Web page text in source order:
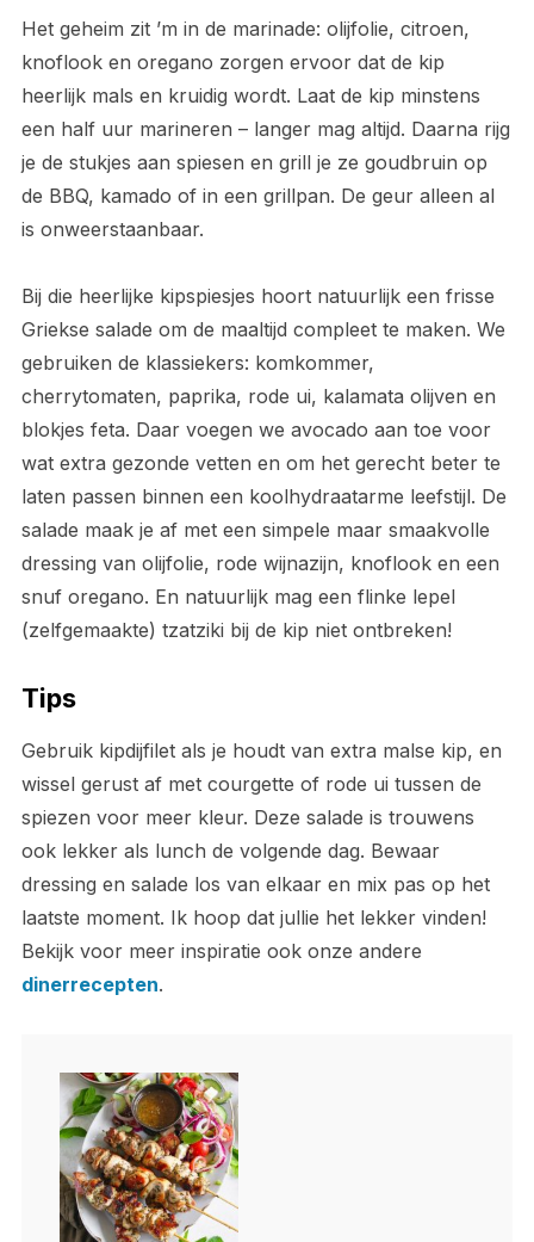
Het geheim zit ’m in de marinade: olijfolie, citroen,
knoflook en oregano zorgen ervoor dat de kip
heerlijk mals en kruidig wordt. Laat de kip minstens
een half uur marineren – langer mag altijd. Daarna rijg
je de stukjes aan spiesen en grill je ze goudbruin op
de BBQ, kamado of in een grillpan. De geur alleen al
is onweerstaanbaar.
Bij die heerlijke kipspiesjes hoort natuurlijk een frisse
Griekse salade om de maaltijd compleet te maken. We
gebruiken de klassiekers: komkommer,
cherrytomaten, paprika, rode ui, kalamata olijven en
blokjes feta. Daar voegen we avocado aan toe voor
wat extra gezonde vetten en om het gerecht beter te
laten passen binnen een koolhydraatarme leefstijl. De
salade maak je af met een simpele maar smaakvolle
dressing van olijfolie, rode wijnazijn, knoflook en een
snuf oregano. En natuurlijk mag een flinke lepel
(zelfgemaakte) tzatziki bij de kip niet ontbreken!
Tips
Gebruik kipdijfilet als je houdt van extra malse kip, en
wissel gerust af met courgette of rode ui tussen de
spiezen voor meer kleur. Deze salade is trouwens
ook lekker als lunch de volgende dag. Bewaar
dressing en salade los van elkaar en mix pas op het
laatste moment. Ik hoop dat jullie het lekker vinden!
Bekijk voor meer inspiratie ook onze andere
dinerrecepten.